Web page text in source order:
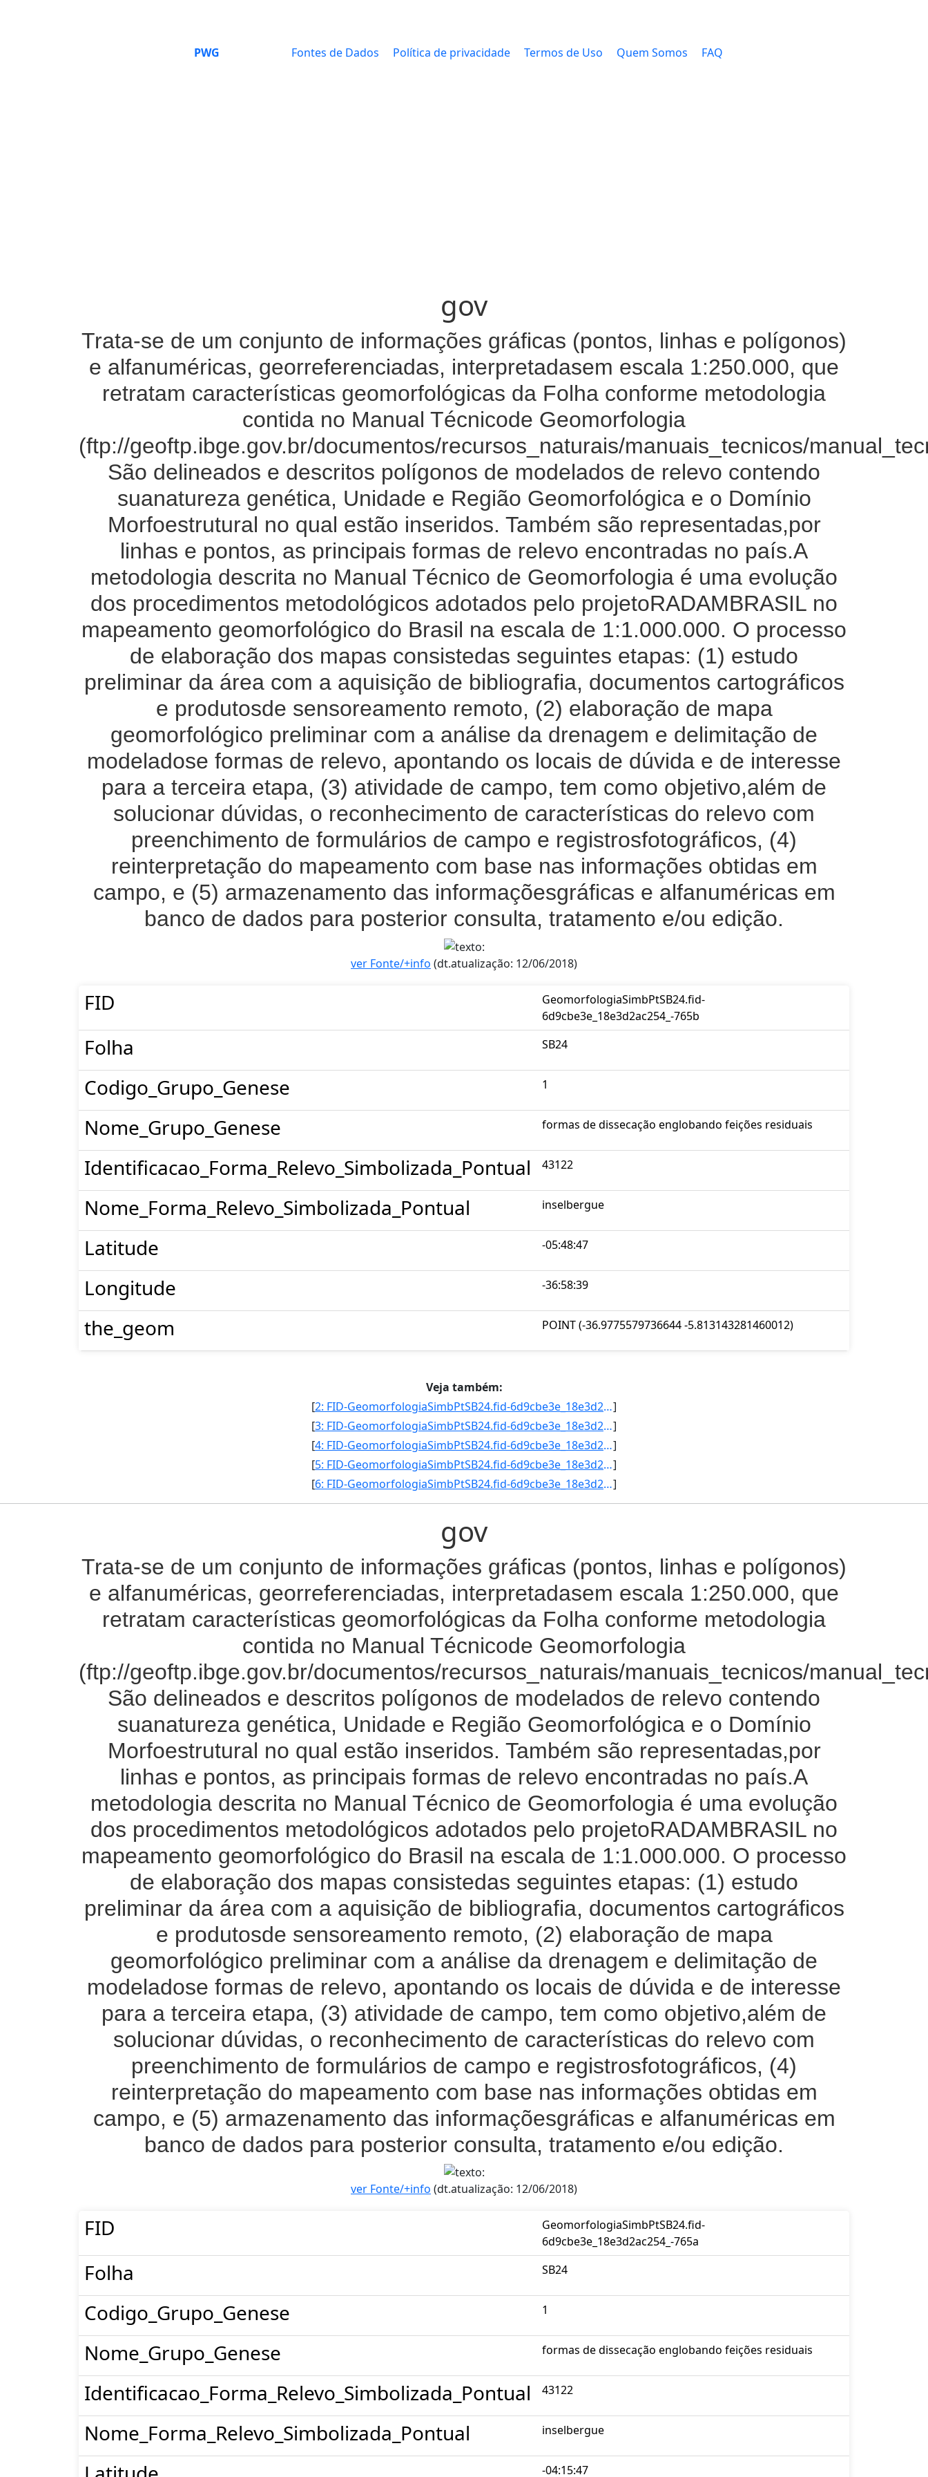
PWG Fontes de Dados Política de privacidade Termos de Uso Quem Somos FAQ
gov
Trata-se de um conjunto de informações gráficas (pontos, linhas e polígonos)
e alfanuméricas, georreferenciadas, interpretadasem escala 1:250.000, que
retratam características geomorfológicas da Folha conforme metodologia
contida no Manual Técnicode Geomorfologia
(ftp://geoftp.ibge.gov.br/documentos/recursos_naturais/manuais_tecnicos/
São delineados e descritos polígonos de modelados de relevo contendo
suanatureza genética, Unidade e Região Geomorfológica e o Domínio
Morfoestrutural no qual estão inseridos. Também são representadas,por
linhas e pontos, as principais formas de relevo encontradas no país.A
metodologia descrita no Manual Técnico de Geomorfologia é uma evolução
dos procedimentos metodológicos adotados pelo projetoRADAMBRASIL no
mapeamento geomorfológico do Brasil na escala de 1:1.000.000. O processo
de elaboração dos mapas consistedas seguintes etapas: (1) estudo
preliminar da área com a aquisição de bibliografia, documentos cartográficos
e produtosde sensoreamento remoto, (2) elaboração de mapa
geomorfológico preliminar com a análise da drenagem e delimitação de
modeladose formas de relevo, apontando os locais de dúvida e de interesse
para a terceira etapa, (3) atividade de campo, tem como objetivo,além de
solucionar dúvidas, o reconhecimento de características do relevo com
preenchimento de formulários de campo e registrosfotográficos, (4)
reinterpretação do mapeamento com base nas informações obtidas em
campo, e (5) armazenamento das informaçõesgráficas e alfanuméricas em
banco de dados para posterior consulta, tratamento e/ou edição.
ver Fonte/+info (dt.atualização: 12/06/2018)
FID
GeomorfologiaSimbPtSB24.fid-
6d9cbe3e_18e3d2ac254_-765b
Folha SB24
Codigo_Grupo_Genese 1
Nome_Grupo_Genese formas de dissecação englobando feições residuais
Identificacao_Forma_Relevo_Simbolizada_Pontual 43122
Nome_Forma_Relevo_Simbolizada_Pontual inselbergue
Latitude -05:48:47
Longitude -36:58:39
the_geom POINT (-36.9775579736644 -5.813143281460012)
Veja também:
[
2: FID-GeomorfologiaSimbPtSB24.fid-6d9cbe3e_18e3d2ac254_-765a-Folha-SB24-Codigo_Grupo_Genese-1-Nome_Gru]]
[
3: FID-GeomorfologiaSimbPtSB24.fid-6d9cbe3e_18e3d2ac254_-7659-Folha-SB24-Codigo_Grupo_Genese-5-Nome_Gru]]
[
4: FID-GeomorfologiaSimbPtSB24.fid-6d9cbe3e_18e3d2ac254_-7658-Folha-SB24-Codigo_Grupo_Genese-5-Nome_Gru]]
[
5: FID-GeomorfologiaSimbPtSB24.fid-6d9cbe3e_18e3d2ac254_-7657-Folha-SB24-Codigo_Grupo_Genese-5-Nome_Gru]]
[
6: FID-GeomorfologiaSimbPtSB24.fid-6d9cbe3e_18e3d2ac254_-7656-Folha-SB24-Codigo_Grupo_Genese-5-Nome_Gru]]
gov
Trata-se de um conjunto de informações gráficas (pontos, linhas e polígonos)
e alfanuméricas, georreferenciadas, interpretadasem escala 1:250.000, que
retratam características geomorfológicas da Folha conforme metodologia
contida no Manual Técnicode Geomorfologia
(ftp://geoftp.ibge.gov.br/documentos/recursos_naturais/manuais_tecnicos/
São delineados e descritos polígonos de modelados de relevo contendo
suanatureza genética, Unidade e Região Geomorfológica e o Domínio
Morfoestrutural no qual estão inseridos. Também são representadas,por
linhas e pontos, as principais formas de relevo encontradas no país.A
metodologia descrita no Manual Técnico de Geomorfologia é uma evolução
dos procedimentos metodológicos adotados pelo projetoRADAMBRASIL no
mapeamento geomorfológico do Brasil na escala de 1:1.000.000. O processo
de elaboração dos mapas consistedas seguintes etapas: (1) estudo
preliminar da área com a aquisição de bibliografia, documentos cartográficos
e produtosde sensoreamento remoto, (2) elaboração de mapa
geomorfológico preliminar com a análise da drenagem e delimitação de
modeladose formas de relevo, apontando os locais de dúvida e de interesse
para a terceira etapa, (3) atividade de campo, tem como objetivo,além de
solucionar dúvidas, o reconhecimento de características do relevo com
preenchimento de formulários de campo e registrosfotográficos, (4)
reinterpretação do mapeamento com base nas informações obtidas em
campo, e (5) armazenamento das informaçõesgráficas e alfanuméricas em
banco de dados para posterior consulta, tratamento e/ou edição.
ver Fonte/+info (dt.atualização: 12/06/2018)
FID
GeomorfologiaSimbPtSB24.fid-
6d9cbe3e_18e3d2ac254_-765a
Folha SB24
Codigo_Grupo_Genese 1
Nome_Grupo_Genese formas de dissecação englobando feições residuais
Identificacao_Forma_Relevo_Simbolizada_Pontual 43122
Nome_Forma_Relevo_Simbolizada_Pontual inselbergue
-04:15:47